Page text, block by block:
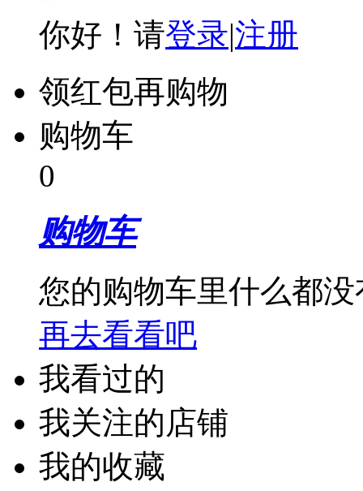
你好！请登录|注册
领红包再购物
购物车
0
购物车
您的购物车里什么都没
再去看看吧
我看过的
我关注的店铺
我的收藏